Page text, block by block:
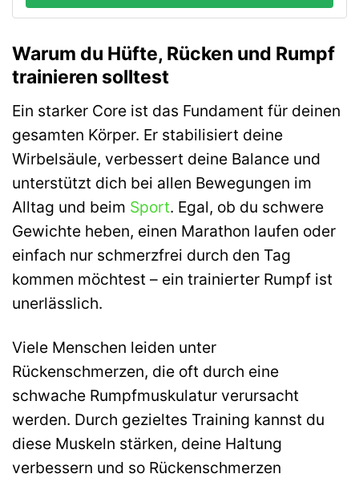
Warum du Hüfte, Rücken und Rumpf
trainieren solltest
Ein starker Core ist das Fundament für deinen
gesamten Körper. Er stabilisiert deine
Wirbelsäule, verbessert deine Balance und
unterstützt dich bei allen Bewegungen im
Alltag und beim Sport. Egal, ob du schwere
Gewichte heben, einen Marathon laufen oder
einfach nur schmerzfrei durch den Tag
kommen möchtest – ein trainierter Rumpf ist
unerlässlich.
Viele Menschen leiden unter
Rückenschmerzen, die oft durch eine
schwache Rumpfmuskulatur verursacht
werden. Durch gezieltes Training kannst du
diese Muskeln stärken, deine Haltung
verbessern und so Rückenschmerzen